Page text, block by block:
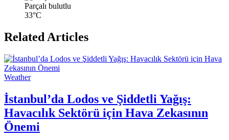
Parçalı bulutlu
33°C
Related Articles
Weather
İstanbul’da Lodos ve Şiddetli Yağış:
Havacılık Sektörü için Hava Zekasının
Önemi